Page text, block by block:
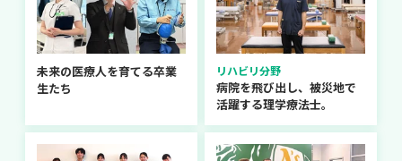
未来の医療人を育てる卒業
生たち
リハビリ分野
病院を飛び出し、被災地で
活躍する理学療法士。